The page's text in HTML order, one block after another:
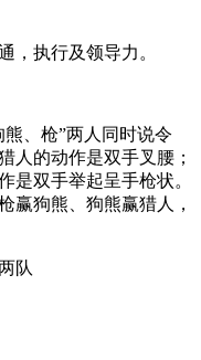
，执行及领导力。
、枪”两人同时说令
人的动作是双手叉腰；
是双手举起呈手枪状。
赢狗熊、狗熊赢猎人，
队